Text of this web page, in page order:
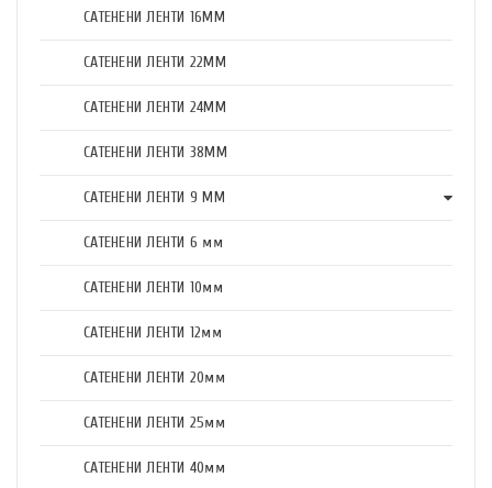
САТЕНЕНИ ЛЕНТИ 16ММ
САТЕНЕНИ ЛЕНТИ 22ММ
САТЕНЕНИ ЛЕНТИ 24ММ
САТЕНЕНИ ЛЕНТИ 38ММ
САТЕНЕНИ ЛЕНТИ 9 ММ
САТЕНЕНИ ЛЕНТИ 6 мм
САТЕНЕНИ ЛЕНТИ 10мм
САТЕНЕНИ ЛЕНТИ 12мм
САТЕНЕНИ ЛЕНТИ 20мм
САТЕНЕНИ ЛЕНТИ 25мм
САТЕНЕНИ ЛЕНТИ 40мм